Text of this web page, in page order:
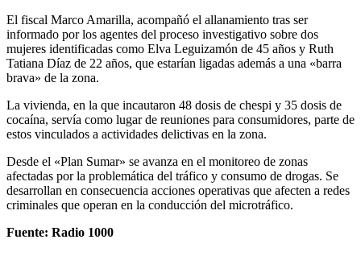
El fiscal Marco Amarilla, acompañó el allanamiento tras ser
informado por los agentes del proceso investigativo sobre dos
mujeres identificadas como Elva Leguizamón de 45 años y Ruth
Tatiana Díaz de 22 años, que estarían ligadas además a una «barra
brava» de la zona.
La vivienda, en la que incautaron 48 dosis de chespi y 35 dosis de
cocaína, servía como lugar de reuniones para consumidores, parte de
estos vinculados a actividades delictivas en la zona.
Desde el «Plan Sumar» se avanza en el monitoreo de zonas
afectadas por la problemática del tráfico y consumo de drogas. Se
desarrollan en consecuencia acciones operativas que afecten a redes
criminales que operan en la conducción del microtráfico.
Fuente: Radio 1000